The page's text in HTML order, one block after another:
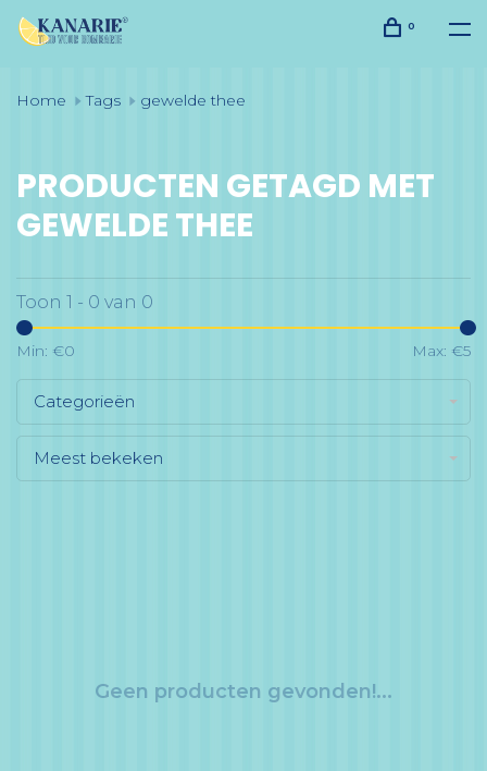
0
Home Tags gewelde thee
PRODUCTEN GETAGD MET
GEWELDE THEE
Toon 1 - 0 van 0
Min: €0 Max: €5
Categorieën
Meest bekeken
Geen producten gevonden!...